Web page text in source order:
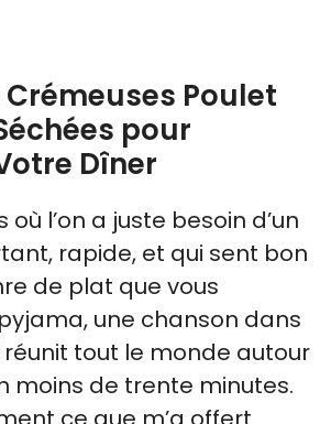
Crémeuses Poulet
pour
Dîner
où l’on a juste besoin d’un
rapide, et qui sent bon
de plat que vous
une chanson dans
tout le monde autour
moins de trente minutes.